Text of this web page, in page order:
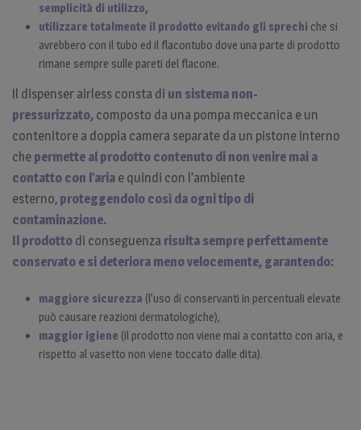
semplicità di utilizzo,
utilizzare totalmente il prodotto evitando gli sprechi che si
avrebbero con il tubo ed il flacontubo dove una parte di prodotto
rimane sempre sulle pareti del flacone.
Il dispenser airless consta di un sistema non-
pressurizzato, composto da una pompa meccanica e un
contenitore a doppia camera separate da un pistone interno
che permette al prodotto contenuto di non venire mai a
contatto con l’aria e quindi con l’ambiente
esterno, proteggendolo così da ogni tipo di
contaminazione.
Il prodotto di conseguenza risulta sempre perfettamente
conservato e si deteriora meno velocemente, garantendo:
maggiore sicurezza (l’uso di conservanti in percentuali elevate
può causare reazioni dermatologiche),
maggior igiene (il prodotto non viene mai a contatto con aria, e
rispetto al vasetto non viene toccato dalle dita).